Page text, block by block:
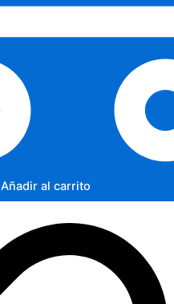
Añadir al carrito